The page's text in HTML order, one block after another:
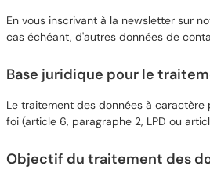
En vous inscrivant à la newsletter sur
cas échéant, d'autres données de
Base juridique pour le
Le traitement des données à
foi (article 6, paragraphe 2, LPD ou
Objectif du traitement des